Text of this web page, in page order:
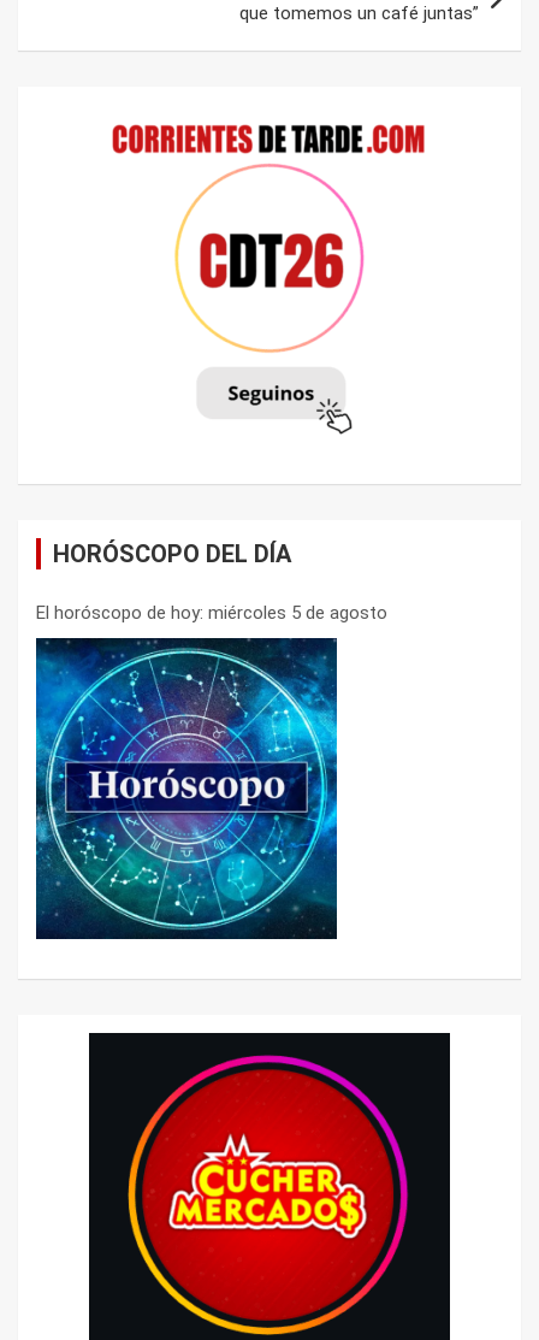
que tomemos un café juntas”
HORÓSCOPO DEL DÍA
El horóscopo de hoy: miércoles 5 de agosto